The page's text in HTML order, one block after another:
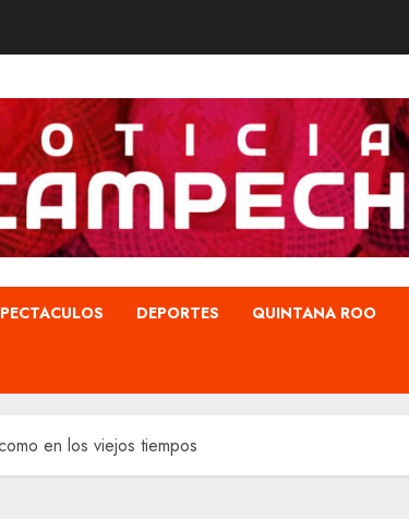
DEPORTES QUINTANA ROO
en los viejos tiempos